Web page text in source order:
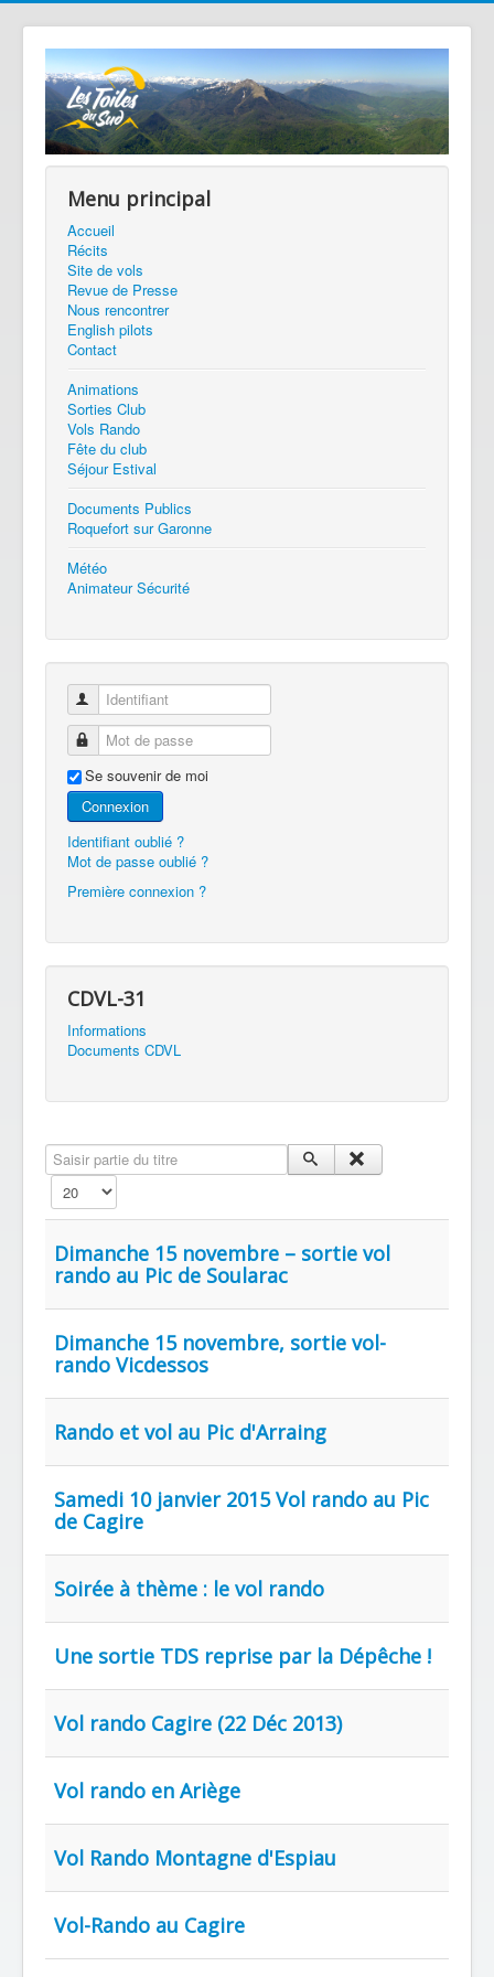
Menu principal
Accueil
Récits
Site de vols
Revue de Presse
Nous rencontrer
English pilots
Contact
Animations
Sorties Club
Vols Rando
Fête du club
Séjour Estival
Documents Publics
Roquefort sur Garonne
Météo
Animateur Sécurité
Identifiant
Mot de passe
Se souvenir de moi
Connexion
Identifiant oublié ?
Mot de passe oublié ?
Première connexion ?
CDVL-31
Informations
Documents CDVL
Saisir partie du titre
Affichage #
Dimanche 15 novembre – sortie vol
rando au Pic de Soularac
Dimanche 15 novembre, sortie vol-
rando Vicdessos
Rando et vol au Pic d'Arraing
Samedi 10 janvier 2015 Vol rando au Pic
de Cagire
Soirée à thème : le vol rando
Une sortie TDS reprise par la Dépêche !
Vol rando Cagire (22 Déc 2013)
Vol rando en Ariège
Vol Rando Montagne d'Espiau
Vol-Rando au Cagire